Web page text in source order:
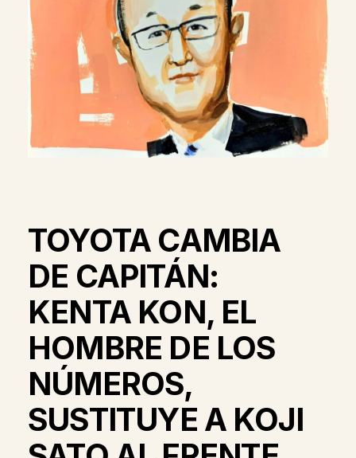
TOYOTA CAMBIA
DE CAPITÁN:
KENTA KON, EL
HOMBRE DE LOS
NÚMEROS,
SUSTITUYE A KOJI